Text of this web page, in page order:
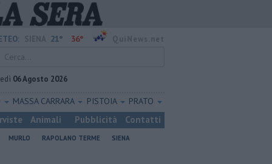
21° 36°
06 Agosto 2026
MASSA CARRARA PISTOIA PRATO
Animali Pubblicità Contatti
MURLO RAPOLANO TERME
SIENA